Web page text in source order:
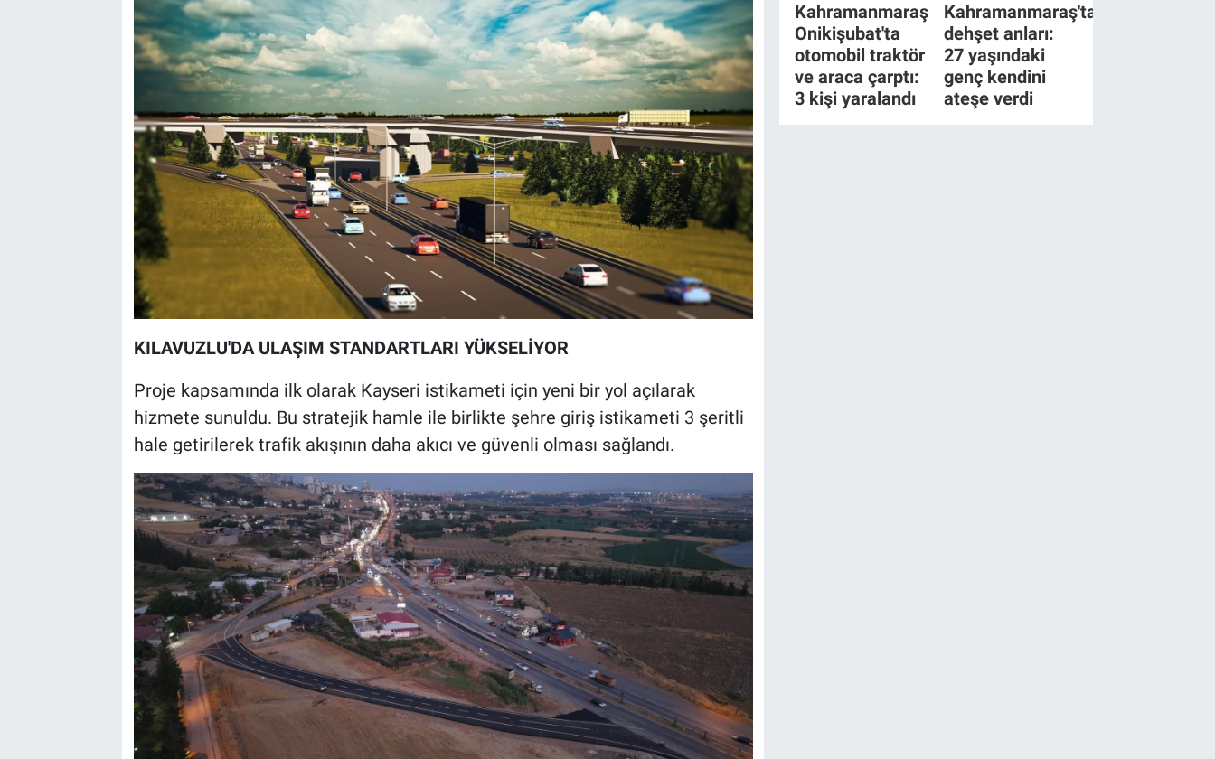
KILAVUZLU'DA ULAŞIM STANDARTLARI YÜKSELİYOR
Proje kapsamında ilk olarak Kayseri istikameti için yeni bir yol açılarak
hizmete sunuldu. Bu stratejik hamle ile birlikte şehre giriş istikameti 3 şeritli
hale getirilerek trafik akışının daha akıcı ve güvenli olması sağlandı.
Kahramanmaraş
Onikişubat'ta
otomobil traktör
ve araca çarptı:
3 kişi yaralandı
Kahramanmaraş'ta
dehşet anları:
27 yaşındaki
genç kendini
ateşe verdi